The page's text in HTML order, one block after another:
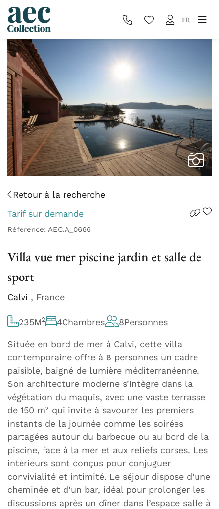
FR
Retour à la recherche
Tarif sur demande
Référence: AEC.A_0666
Villa vue mer piscine jardin et salle de
sport
Calvi , France
235M2 4Chambres 8Personnes
Située en bord de mer à Calvi, cette villa
contemporaine offre à 8 personnes un cadre
paisible, baigné de lumière méditerranéenne.
Son architecture moderne s’intègre dans la
végétation du maquis, avec une vaste terrasse
de 150 m² qui invite à savourer les premiers
instants de la journée comme les soirées
partagées autour du barbecue ou au bord de la
piscine, face à la mer et aux reliefs corses. Les
intérieurs sont conçus pour conjuguer
convivialité et intimité. Le séjour dispose d’une
cheminée et d’un bar, idéal pour prolonger les
discussions après un dîner dans l’espace salle à